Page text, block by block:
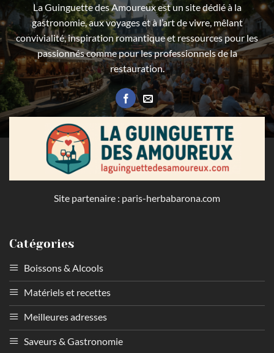
La Guinguette des Amoureux est un site dédié à la
gastronomie, aux voyages et à l’art de vivre, mêlant
convivialité, inspiration romantique et ressources pour les
passionnés comme pour les professionnels de la
restauration.
Site partenaire : paris-herbabarona.com
Catégories
Boissons & Alcools
Matériels et recettes
Meilleures adresses
Saveurs & Gastronomie